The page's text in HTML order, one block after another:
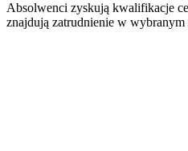
Absolwenci zyskują kwalifikacje
znajdują zatrudnienie w wybranym